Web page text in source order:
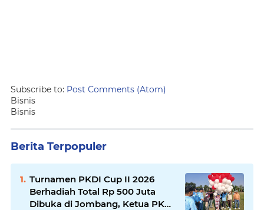
Subscribe to: Post Comments (Atom)
Bisnis
Bisnis
Berita Terpopuler
Turnamen PKDI Cup II 2026
Berhadiah Total Rp 500 Juta
Dibuka di Jombang, Ketua PKDI